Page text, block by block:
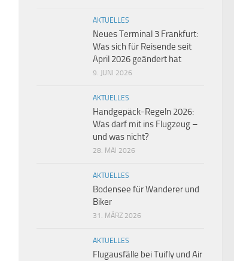
AKTUELLES
Neues Terminal 3 Frankfurt:
Was sich für Reisende seit
April 2026 geändert hat
9. JUNI 2026
AKTUELLES
Handgepäck-Regeln 2026:
Was darf mit ins Flugzeug –
und was nicht?
28. MAI 2026
AKTUELLES
Bodensee für Wanderer und
Biker
31. MÄRZ 2026
AKTUELLES
Flugausfälle bei Tuifly und Air